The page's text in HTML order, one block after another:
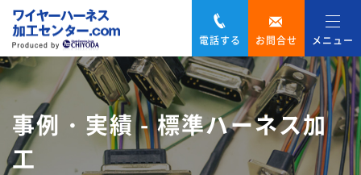
電話する お問合せ メニュー
事例・実績 - 標準ハーネス加
工